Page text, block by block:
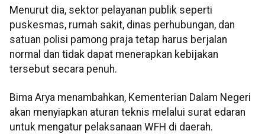
Menurut dia, sektor pelayanan publik seperti
puskesmas, rumah sakit, dinas perhubungan, dan
satuan polisi pamong praja tetap harus berjalan
normal dan tidak dapat menerapkan kebijakan
tersebut secara penuh.
Bima Arya menambahkan, Kementerian Dalam Negeri
akan menyiapkan aturan teknis melalui surat edaran
untuk mengatur pelaksanaan WFH di daerah.